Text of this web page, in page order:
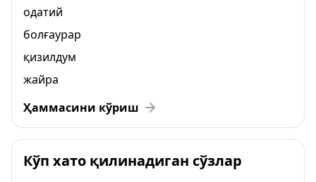
одатий
болғаурар
қизилдум
жайра
Ҳаммасини кўриш
Кўп хато қилинадиган сўзлар